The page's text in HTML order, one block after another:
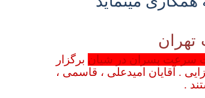
تهران
سرعت پسران در شیان برگزار
. آقایان امیدعلی ، قاسمی ،
.